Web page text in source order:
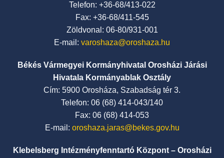
Telefon: +36-68/413-022
Fax: +36-68/411-545
Zöldvonal: 06-80/931-001
E-mail: varoshaza@oroshaza.hu
Békés Vármegyei Kormányhivatal Orosházi Járási
Hivatala Kormányablak Osztály
Cím: 5900 Orosháza, Szabadság tér 3.
Telefon: 06 (68) 414-043/140
Fax: 06 (68) 414-053
E-mail: oroshaza.jaras@bekes.gov.hu
Klebelsberg Intézményfenntartó Központ – Orosházi